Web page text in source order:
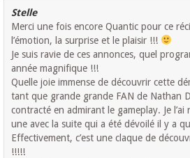
Stelle
Merci une fois encore Quantic pour ce
l’émotion, la surprise et le plaisir !!!
Je suis ravie de ces annonces, quel
année magnifique !!!
Quelle joie immense de découvrir cette
tant que grande grande FAN de Nathan
contracté en admirant le gameplay. Je
une avec la suite qui a été dévoilé il y a
Effectivement, c’est une claque de
!!!!!